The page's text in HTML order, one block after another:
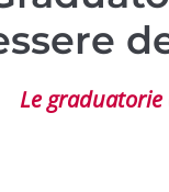
Le graduatorie